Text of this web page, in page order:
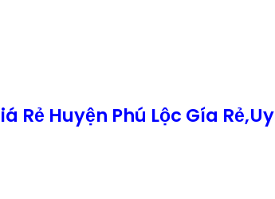
Rẻ Huyện Phú Lộc Gía Rẻ,Uy